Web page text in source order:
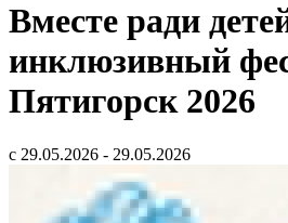
Вместе ради
инклюзивный
Пятигорск 2026
с 29.05.2026 - 29.05.2026